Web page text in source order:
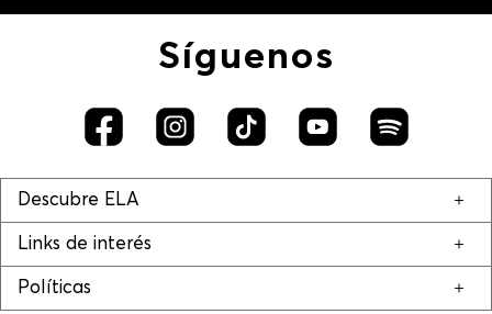
Síguenos
Descubre ELA
Links de interés
Políticas